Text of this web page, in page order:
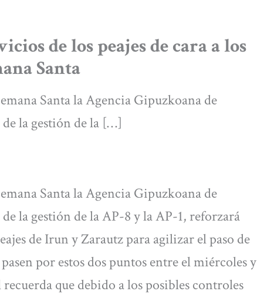
de los peajes de cara a los
Santa
Santa la Agencia Gipuzkoana de
la gestión de la […]
Santa la Agencia Gipuzkoana de
la gestión de la AP-8 y la AP-1, reforzará
de Irun y Zarautz para agilizar el paso de
por estos dos puntos entre el miércoles y
que debido a los posibles controles